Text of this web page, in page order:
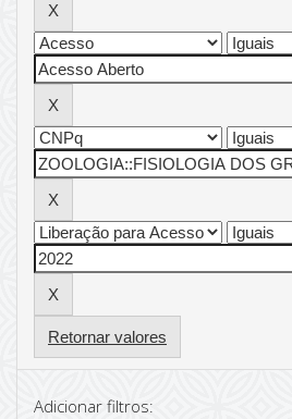
Retornar valores
Adicionar filtros: